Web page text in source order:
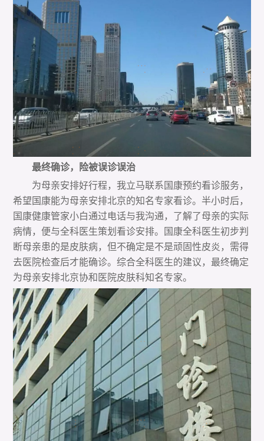
最终确诊，险被误诊误治
为母亲安排好行程，我立马联系国康预约看诊服务，
希望国康能为母亲安排北京的知名专家看诊。半小时后，
国康健康管家小白通过电话与我沟通，了解了母亲的实际
病情，便与全科医生策划看诊安排。国康全科医生初步判
断母亲患的是皮肤病，但不确定是不是顽固性皮炎，需得
去医院检查后才能确诊。综合全科医生的建议，最终确定
为母亲安排北京协和医院皮肤科知名专家。